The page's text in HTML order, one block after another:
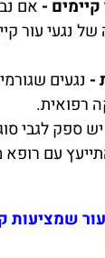
קיימים - אם
נגעי עור
- נגעים
רפואית.
ספק לגבי
עם
שמציעות